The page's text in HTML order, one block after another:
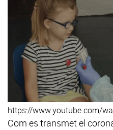
https://www.youtube.com/
Com es transmet el